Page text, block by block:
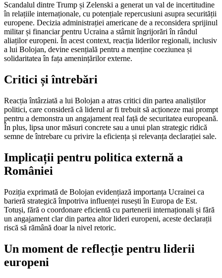
Scandalul dintre Trump și Zelenski a generat un val de incertitudine
în relațiile internaționale, cu potențiale repercusiuni asupra securității
europene. Decizia administrației americane de a reconsidera sprijinul
militar și financiar pentru Ucraina a stârnit îngrijorări în rândul
aliaților europeni. În acest context, reacția liderilor regionali, inclusiv
a lui Bolojan, devine esențială pentru a menține coeziunea și
solidaritatea în fața amenințărilor externe.
Critici și întrebări
Reacția întârziată a lui Bolojan a atras critici din partea analiștilor
politici, care consideră că liderul ar fi trebuit să acționeze mai prompt
pentru a demonstra un angajament real față de securitatea europeană.
În plus, lipsa unor măsuri concrete sau a unui plan strategic ridică
semne de întrebare cu privire la eficiența și relevanța declarației sale.
Implicații pentru politica externă a
României
Poziția exprimată de Bolojan evidențiază importanța Ucrainei ca
barieră strategică împotriva influenței rusești în Europa de Est.
Totuși, fără o coordonare eficientă cu partenerii internaționali și fără
un angajament clar din partea altor lideri europeni, aceste declarații
riscă să rămână doar la nivel retoric.
Un moment de reflecție pentru liderii
europeni